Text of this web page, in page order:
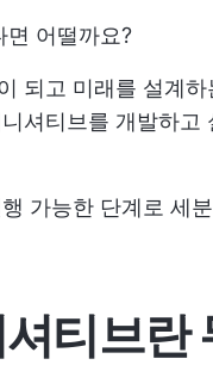
면 어떨까요?
되고 미래를 설계
셔티브를 개발하
가능한 단계로 세
티브란